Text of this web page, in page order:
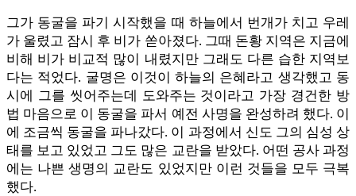
그가 동굴을 파기 시작했을 때 하늘에서 번개가 치고 우레
가 울렸고 잠시 후 비가 쏟아졌다. 그때 돈황 지역은 지금에
비해 비가 비교적 많이 내렸지만 그래도 다른 습한 지역보
다는 적었다. 굴명은 이것이 하늘의 은혜라고 생각했고 동
시에 그를 씻어주는데 도와주는 것이라고 가장 경건한 방
법 마음으로 이 동굴을 파서 예전 사명을 완성하려 했다. 이
에 조금씩 동굴을 파나갔다. 이 과정에서 신도 그의 심성 상
태를 보고 있었고 그도 많은 교란을 받았다. 어떤 공사 과정
에는 나쁜 생명의 교란도 있었지만 이런 것들을 모두 극복
했다.